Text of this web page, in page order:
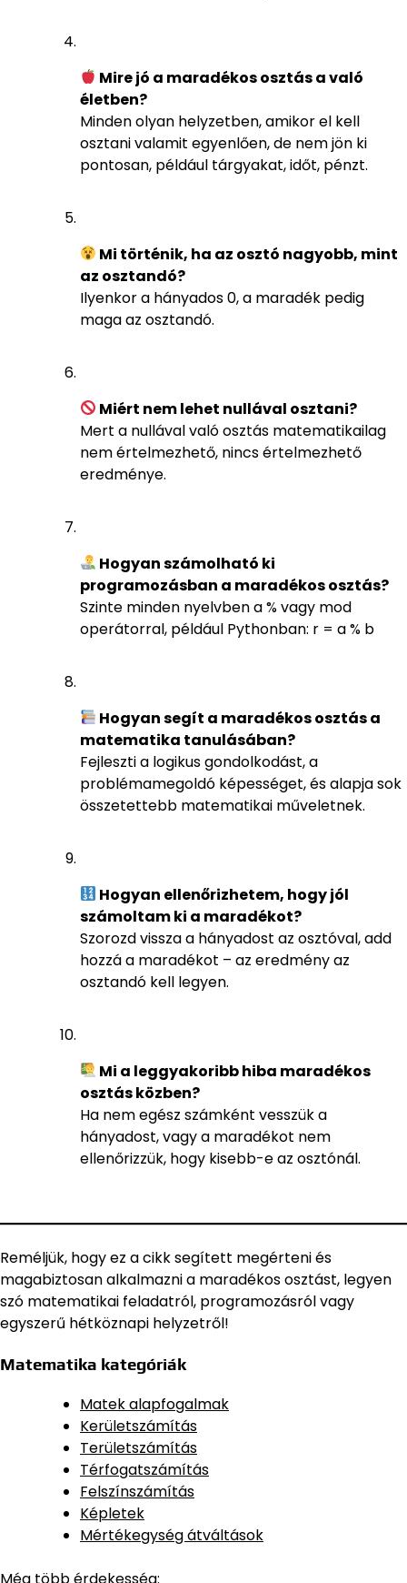
Mire jó a maradékos osztás a való
életben?
Minden olyan helyzetben, amikor el kell
osztani valamit egyenlően, de nem jön ki
pontosan, például tárgyakat, időt, pénzt.
Mi történik, ha az osztó nagyobb, mint
az osztandó?
Ilyenkor a hányados 0, a maradék pedig
maga az osztandó.
Miért nem lehet nullával osztani?
Mert a nullával való osztás matematikailag
nem értelmezhető, nincs értelmezhető
eredménye.
Hogyan számolható ki
programozásban a maradékos osztás?
Szinte minden nyelvben a % vagy mod
operátorral, például Pythonban: r = a % b
Hogyan segít a maradékos osztás a
matematika tanulásában?
Fejleszti a logikus gondolkodást, a
problémamegoldó képességet, és alapja sok
összetettebb matematikai műveletnek.
Hogyan ellenőrizhetem, hogy jól
számoltam ki a maradékot?
Szorozd vissza a hányadost az osztóval, add
hozzá a maradékot – az eredmény az
osztandó kell legyen.
Mi a leggyakoribb hiba maradékos
osztás közben?
Ha nem egész számként vesszük a
hányadost, vagy a maradékot nem
ellenőrizzük, hogy kisebb-e az osztónál.
Reméljük, hogy ez a cikk segített megérteni és
magabiztosan alkalmazni a maradékos osztást, legyen
szó matematikai feladatról, programozásról vagy
egyszerű hétköznapi helyzetről!
Matematika kategóriák
Matek alapfogalmak
Kerületszámítás
Területszámítás
Térfogatszámítás
Felszínszámítás
Képletek
Mértékegység átváltások